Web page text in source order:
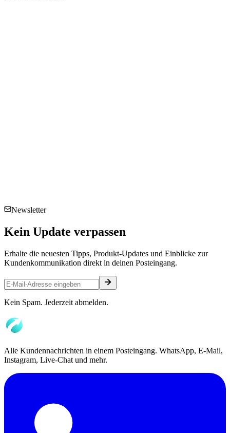
Newsletter
Kein Update verpassen
Erhalte die neuesten Tipps, Produkt-Updates und Einblicke zur
Kundenkommunikation direkt in deinen Posteingang.
Kein Spam. Jederzeit abmelden.
Alle Kundennachrichten in einem Posteingang. WhatsApp, E-Mail,
Instagram, Live-Chat und mehr.